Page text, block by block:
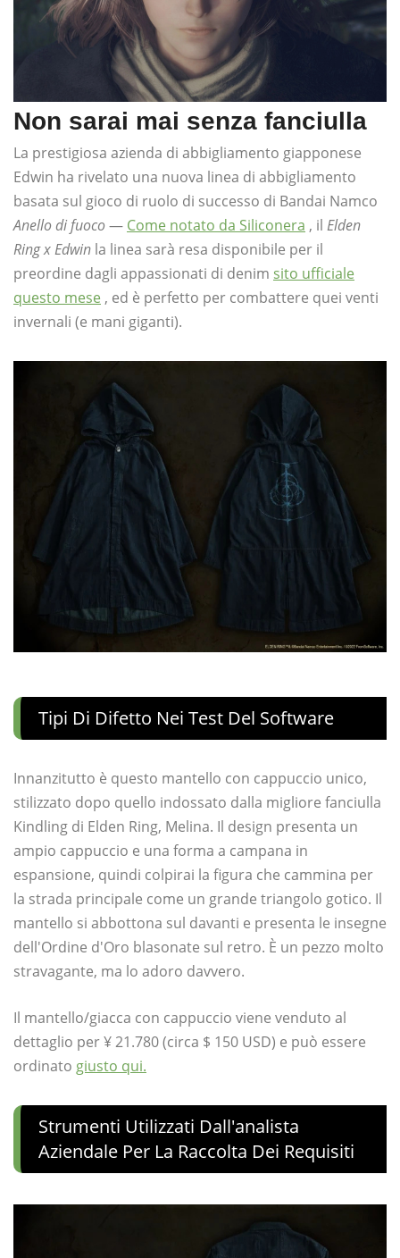
Non sarai mai senza fanciulla
La prestigiosa azienda di abbigliamento giapponese
Edwin ha rivelato una nuova linea di abbigliamento
basata sul gioco di ruolo di successo di Bandai Namco
Anello di fuoco— Come notato da Siliconera , il Elden
Ring x Edwin la linea sarà resa disponibile per il
preordine dagli appassionati di denim sito ufficiale
questo mese , ed è perfetto per combattere quei venti
invernali (e mani giganti).
Tipi Di Difetto Nei Test Del Software
Innanzitutto è questo mantello con cappuccio unico,
stilizzato dopo quello indossato dalla migliore fanciulla
Kindling di Elden Ring, Melina. Il design presenta un
ampio cappuccio e una forma a campana in
espansione, quindi colpirai la figura che cammina per
la strada principale come un grande triangolo gotico. Il
mantello si abbottona sul davanti e presenta le insegne
dell'Ordine d'Oro blasonate sul retro. È un pezzo molto
stravagante, ma lo adoro davvero.
Il mantello/giacca con cappuccio viene venduto al
dettaglio per ¥ 21.780 (circa $ 150 USD) e può essere
ordinato giusto qui.
Strumenti Utilizzati Dall'analista
Aziendale Per La Raccolta Dei Requisiti